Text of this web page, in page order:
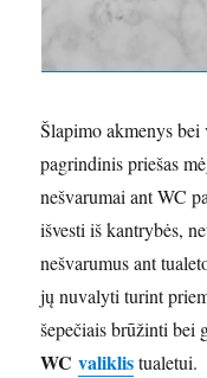
Šlapimo akmenys bei
pagrindinis priešas
nešvarumai ant WC
išvesti iš kantrybės,
nešvarumus ant
jų nuvalyti turint
šepečiais brūžinti bei
WCvaliklistualetui.